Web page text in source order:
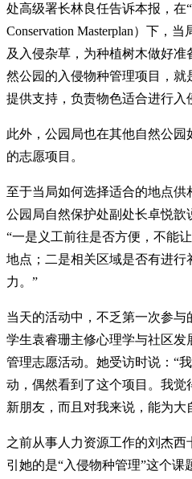
处高级署长林良任告诉本报，在
Conservation Masterplan）下，
及入侵杂草，为种植树木做好
然公园的入侵物种管理项目，就
提供支持，负责物色适合进行入
此外，公园局也在其他自然公
的志愿项目。
至于当局如何选择适合的地点
公园局自然保护处副处长卓悦歆
“一是义工前往是否方便，不能
地点；二是相关区域是否有进行
力。”
当天的活动中，不乏第一次参与
学生袁睿珊主修心理学与社区
管理志愿活动。她受访时说：“
动，偶然看到了这个项目。我
新朋友，而且对我来说，能为大
之前从事人力资源工作的刘杰西
引她的是“入侵物种管理”这个课